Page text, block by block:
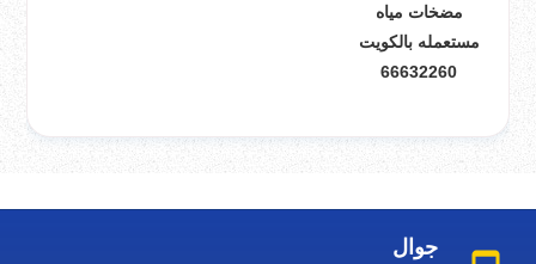
مضخات مياه
مستعمله بالكويت
66632260
جوال